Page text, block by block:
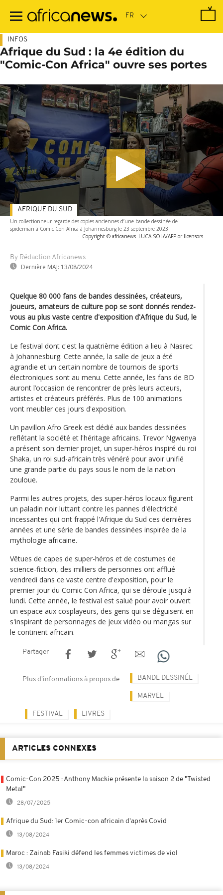
contenu
INFOS
Afrique du Sud : la 4e édition du
"Comic-Con Africa" ouvre ses portes
Un collectionneur regarde des copies anciennes d’une bande dessinée de
spiderman à Comic Con Africa à Johannesburg le 23 septembre 2023.
- Copyright © africanews LUCA SOLA/AFP or licensors
By Rédaction Africanews
Dernière MAJ: 13/08/2024
AFRIQUE DU SUD
Quelque 80 000 fans de bandes dessinées, créateurs,
joueurs, amateurs de culture pop se sont donnés rendez-
vous au plus vaste centre d'exposition d'Afrique du Sud, le
Comic Con Africa.
Le festival dont c'est la quatrième édition a lieu à Nasrec
à Johannesburg. Cette année, la salle de jeux a été
agrandie et un certain nombre de tournois de sports
électroniques sont au menu. Cette année, les fans de BD
auront l’occasion de rencontrer de près leurs acteurs,
artistes et créateurs préférés. Plus de 100 animations
vont meubler ces jours d'exposition.
Un pavillon Afro Greek est dédié aux bandes dessinées
reflétant la société et l'héritage africains. Trevor Ngwenya
a présent son dernier projet, un super-héros inspiré du roi
Shaka, un roi sud-africain très vénéré pour avoir unifié
une grande partie du pays sous le nom de la nation
zouloue.
Parmi les autres projets, des super-héros locaux figurent
un paladin noir luttant contre les pannes d'électricité
incessantes qui ont frappé l'Afrique du Sud ces dernières
années et une série de bandes dessinées inspirée de la
mythologie africaine.
Vêtues de capes de super-héros et de costumes de
science-fiction, des milliers de personnes ont afflué
vendredi dans ce vaste centre d'exposition, pour le
premier jour du Comic Con Africa, qui se déroule jusqu'à
lundi. Cette année, le festival est salué pour avoir ouvert
un espace aux cosplayeurs, des gens qui se déguisent en
s'inspirant de personnages de jeux vidéo ou mangas sur
le continent africain.
Partager
Plus d'informations à propos de BANDE DESSINÉE
MARVEL
FESTIVAL LIVRES
ARTICLES CONNEXES
Comic-Con 2025 : Anthony Mackie présente la saison 2 de "Twisted
Metal"
28/07/2025
Afrique du Sud: 1er Comic-con africain d'après Covid
13/08/2024
Maroc : Zainab Fasiki défend les femmes victimes de viol
13/08/2024